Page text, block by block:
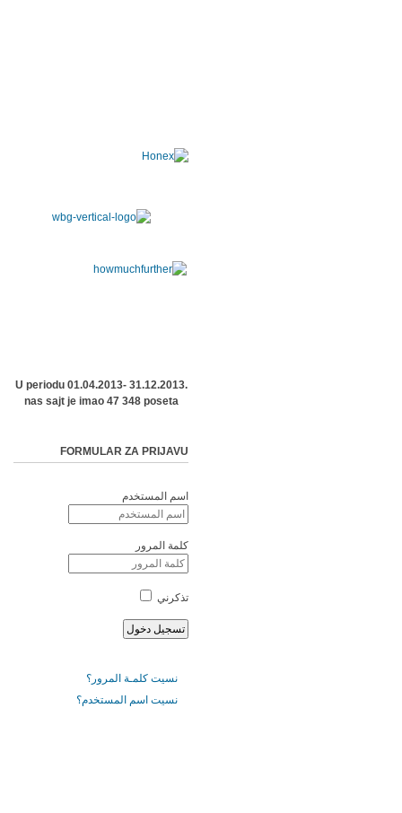
U periodu 01.04.2013- 31.12.2013.
nas sajt je imao 47 348 poseta
FORMULAR ZA PRIJAVU
اسم المستخدم
كلمة المرور
تذكرني
نسيت كلمـة المرور؟
نسيت اسم المستخدم؟